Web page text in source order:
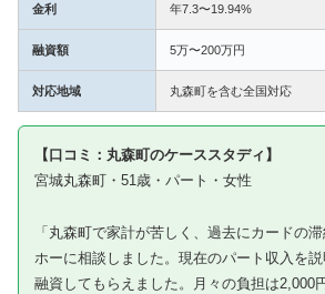
金利 年7.3〜19.94%
融資額 5万〜200万円
対応地域 丸森町を含む全国対応
【口コミ：丸森町のケーススタディ】
宮城丸森町・51歳・パート・女性
「丸森町で家計が苦しく、過去にカードの
ホーに相談しました。現在のパート収入を
融資してもらえました。月々の負担は2,000